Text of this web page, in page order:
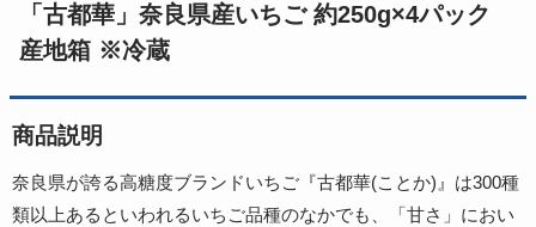
「古都華」奈良県産いちご 約250g×4パック
産地箱 ※冷蔵
商品説明
奈良県が誇る高糖度ブランドいちご『古都華(ことか)』は300種
類以上あるといわれるいちご品種のなかでも、「甘さ」におい